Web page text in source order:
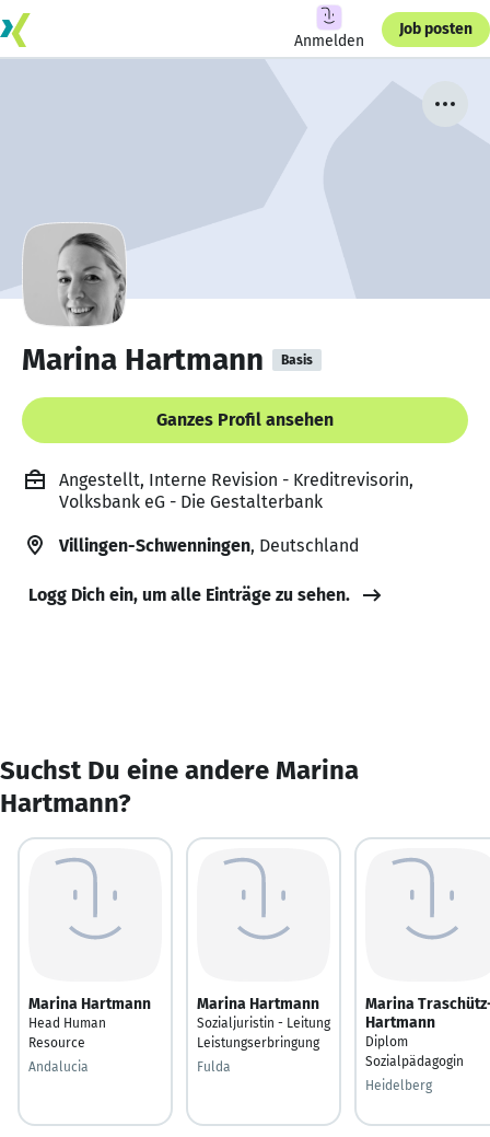
Anmelden
Job posten
Marina Hartmann Basis
Ganzes Profil ansehen
Angestellt, Interne Revision - Kreditrevisorin,
Volksbank eG - Die Gestalterbank
Villingen-Schwenningen, Deutschland
Logg Dich ein, um alle Einträge zu sehen.
Suchst Du eine andere Marina
Hartmann?
Marina Hartmann
Head Human
Resource
Andalucia
Marina Hartmann
Sozialjuristin - Leitung
Leistungserbringung
Fulda
Marina
Hartmann
Diplom
Sozialpädagogin
Heidelberg